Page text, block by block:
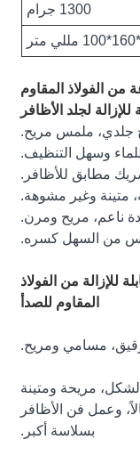
1300 جرام
من الفولاذ المقاوم
للإزالة لجلد الأظافر
للإزالة من الفولاذ
المقاوم للصدأ
مسامي ومريح.
مريحة ومتينة
وعمل فن الأظافر
بسلاسة أكبر.